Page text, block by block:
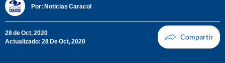
Por: Noticias Caracol
28 de Oct, 2020
Actualizado: 28 De Oct, 2020